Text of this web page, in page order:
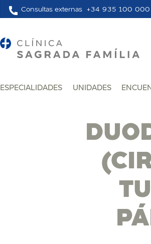
Consultas externas +34 935 100 000
ESPECIALIDADES UNIDADES